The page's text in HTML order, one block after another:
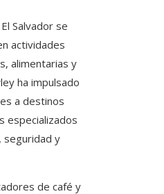
Salvador se
actividades
alimentarias y
ha impulsado
a destinos
especializados
seguridad y
de café y